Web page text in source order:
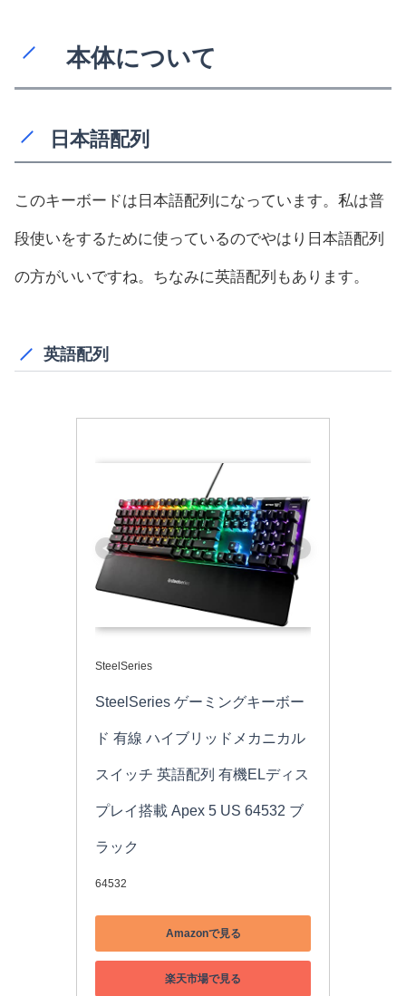
本体について
日本語配列
このキーボードは日本語配列になっています。私は普
段使いをするために使っているのでやはり日本語配列
の方がいいですね。ちなみに英語配列もあります。
英語配列
SteelSeries
SteelSeries ゲーミングキーボー
ド 有線 ハイブリッドメカニカル
スイッチ 英語配列 有機ELディス
プレイ搭載 Apex 5 US 64532 ブ
ラック
64532
Amazonで見る
楽天市場で見る